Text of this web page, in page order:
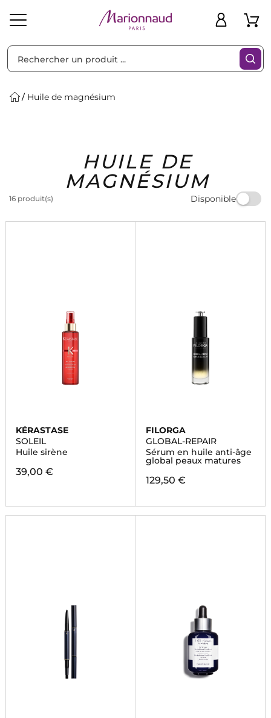
Homme Marques Idées
Cadeaux
Huile de magnésium
HUILE DE
MAGNÉSIUM
16 produit(s) Disponible
Filtres
KÉRASTASE
SOLEIL
Huile sirène
39,00 €
FILORGA
GLOBAL-REPAIR
Sérum en huile anti-âge
global peaux matures
129,50 €